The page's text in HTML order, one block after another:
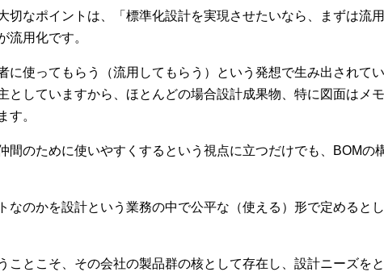
切なポイントは、「標準化設計を実現させたいなら、まずは流
流用化です。
に使ってもらう（流用してもらう）という発想で生み出されてい
としていますから、ほとんどの場合設計成果物、特に図面はメ
す。
間のために使いやすくするという視点に立つだけでも、BOMの
なのかを設計という業務の中で公平な（使える）形で定めると
ことこそ、その会社の製品群の核として存在し、設計ニーズを